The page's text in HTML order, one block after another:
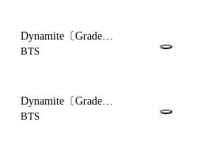
Dynamite〔Grade
3〕/Percussion
BTS
Dynamite〔Grade
3〕/Percussion
BTS